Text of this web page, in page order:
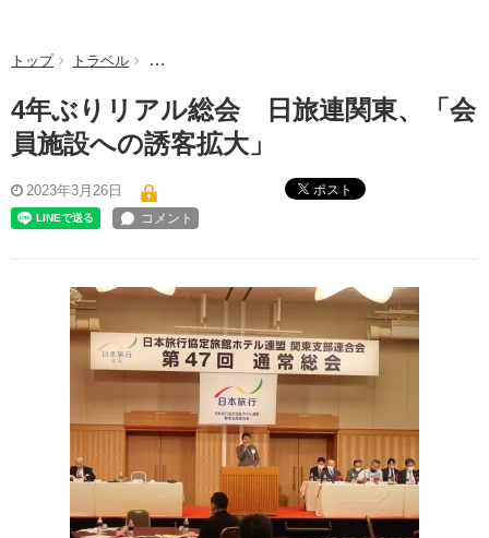
トップ トラベル 4年ぶりリアル総会 日旅連関東、「会員施設への誘
4年ぶりリアル総会 日旅連関東、「会
員施設への誘客拡大」
2023年3月26日 ポスト